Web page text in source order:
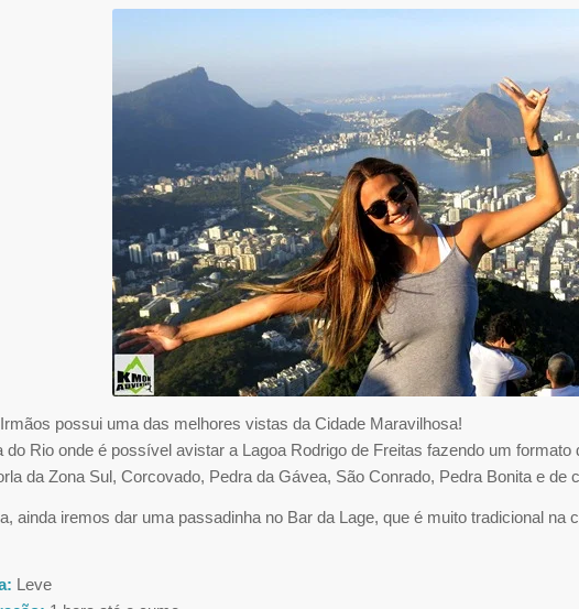
possui uma das melhores vistas da Cidade Maravilhosa!
do Rio onde é possível avistar a Lagoa Rodrigo de Freitas fazendo um
da Zona Sul, Corcovado, Pedra da Gávea, São Conrado, Pedra Bonita e
ainda iremos dar uma passadinha no Bar da Lage, que é muito tradicional
Leve